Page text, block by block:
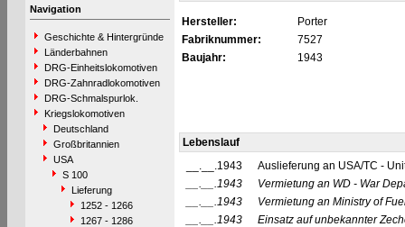
Navigation
Geschichte & Hintergründe
Länderbahnen
DRG-Einheitslokomotiven
DRG-Zahnradlokomotiven
DRG-Schmalspurlok.
Kriegslokomotiven
Deutschland
Großbritannien
USA
S 100
Lieferung
1252 - 1266
1267 - 1286
Hersteller:
Porter
Fabriknummer:
7527
Baujahr:
1943
Lebenslauf
__.__.1943
Auslieferung an USA/TC -
__.__.1943
Vermietung an WD - War
__.__.1943
Vermietung an Ministry of
__.__.1943
Einsatz auf unbekannter